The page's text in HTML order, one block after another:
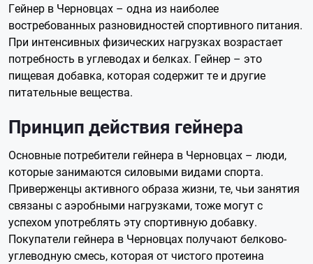
Гейнер в Черновцах – одна из наиболее
востребованных разновидностей спортивного питания.
При интенсивных физических нагрузках возрастает
потребность в углеводах и белках. Гейнер – это
пищевая добавка, которая содержит те и другие
питательные вещества.
Принцип действия гейнера
Основные потребители гейнера в Черновцах – люди,
которые занимаются силовыми видами спорта.
Приверженцы активного образа жизни, те, чьи занятия
связаны с аэробными нагрузками, тоже могут с
успехом употреблять эту спортивную добавку.
Покупатели гейнера в Черновцах получают белково-
углеводную смесь, которая от чистого протеина